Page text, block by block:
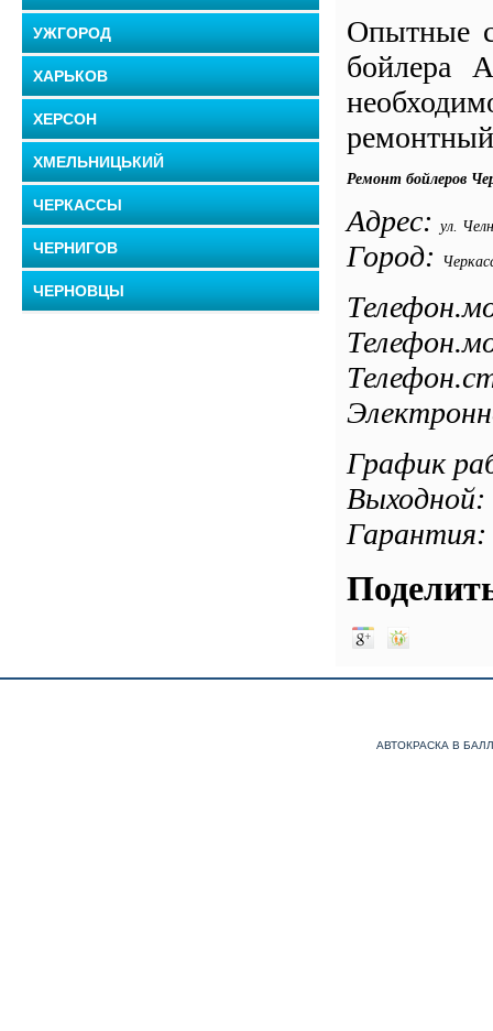
УЖГОРОД
ХАРЬКОВ
ХЕРСОН
ХМЕЛЬНИЦЬКИЙ
ЧЕРКАССЫ
ЧЕРНИГОВ
ЧЕРНОВЦЫ
Опытные
бойлера
Ремонт бойлеров
Адрес: ул.
Город:
График
Выходной:
Гарантия:
АВТОКРАСКА В